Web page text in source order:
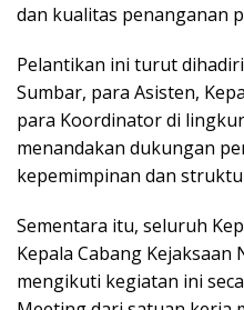
dan kualitas penanganan
Pelantikan ini turut
Sumbar, para Asisten,
para Koordinator di
menandakan dukungan
kepemimpinan dan
Sementara itu, seluruh
Kepala Cabang
mengikuti kegiatan ini